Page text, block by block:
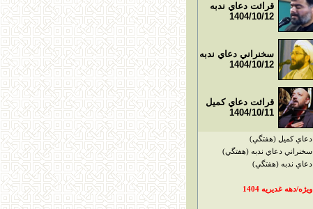
قرائت دعاي ندبه
1404/10/12
سخنراني دعاي ندبه
1404/10/12
قرائت دعاي کميل
1404/10/11
دعاي کميل (هفتگي)
سخنراني دعاي ندبه (هفتگي)
دعاي ندبه (هفتگي)
ويژه/دهه غديريه 1404